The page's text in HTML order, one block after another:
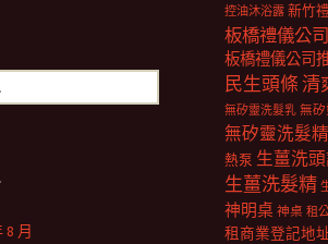
控油沐浴露 新竹
板橋禮儀公司
板橋禮儀公司
民生頭條清
無矽靈洗髮乳 無
無矽靈洗髮
熱泵 生薑洗
生薑洗髮精
神明桌 神桌 租
租商業登記地
8 月